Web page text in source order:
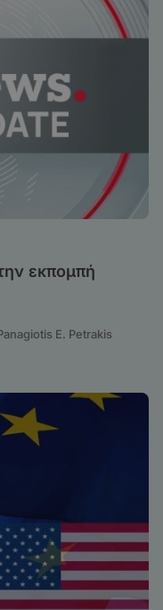
εκπομπή
E. Petrakis